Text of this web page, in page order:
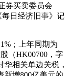
券买卖委员会
每日经济旧事》记
；上年同期为
（HK00700，字
相关单边关税，